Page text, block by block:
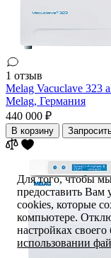
1 отзыв
Melag Vacuclave 323
Melag, Германия
440 000 ₽
В корзину
Для того, чтобы
предоставить Вам
cookies, которые
компьютере.
настройках своего
использовании